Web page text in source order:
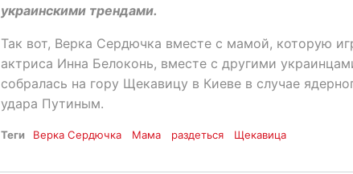
украинскими трендами.
Так вот, Верка Сердючка вместе с мамой, которую
актриса Инна Белоконь, вместе с другими
собралась на гору Щекавицу в Киеве в случае
удара Путиным.
Теги Верка Сердючка Мама раздеться Щекавица